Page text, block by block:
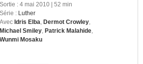
Sortie : 4 mai 2010 | 52 min
Série : Luther
Avec Idris Elba Dermot Crowley
Michael Smiley Patrick Malahide
Wunmi Mosaku